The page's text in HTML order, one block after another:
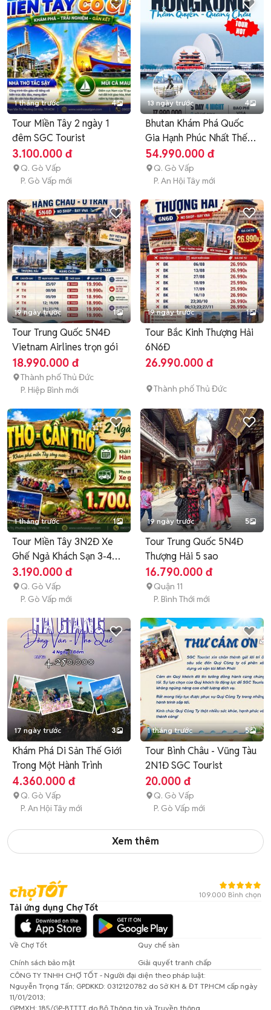
1 tháng trước 4
Tour Miền Tây 2 ngày 1
đêm SGC Tourist
3.100.000 đ
Q. Gò Vấp
P. Gò Vấp mới
13 ngày trước 4
Bhutan Khám Phá Quốc
Gia Hạnh Phúc Nhất Thế
Giới
54.990.000 đ
Q. Gò Vấp
P. An Hội Tây mới
19 ngày trước 1
Tour Trung Quốc 5N4Đ
Vietnam Airlines trọn gói
18.990.000 đ
Thành phố Thủ Đức
P. Hiệp Bình mới
19 ngày trước 1
Tour Bắc Kinh Thượng Hải
6N6Đ
26.990.000 đ
Thành phố Thủ Đức
1 tháng trước 1
Tour Miền Tây 3N2Đ Xe
Ghế Ngả Khách Sạn 3-4
Sao
3.190.000 đ
Q. Gò Vấp
P. Gò Vấp mới
19 ngày trước 5
Tour Trung Quốc 5N4Đ
Thượng Hải 5 sao
16.790.000 đ
Quận 11
P. Bình Thới mới
17 ngày trước 3
Khám Phá Di Sản Thế Giới
Trong Một Hành Trình
4.360.000 đ
Q. Gò Vấp
P. An Hội Tây mới
1 tháng trước 5
Tour Bình Châu - Vũng Tàu
2N1Đ SGC Tourist
20.000 đ
Q. Gò Vấp
P. Gò Vấp mới
Xem thêm
109.000 Bình chọn
Tải ứng dụng Chợ Tốt
Về Chợ Tốt
Quy chế sàn
Chính sách bảo mật
Giải quyết tranh chấp
CÔNG TY TNHH CHỢ TỐT - Người đại diện theo pháp luật:
Nguyễn Trọng Tấn; GPDKKD: 0312120782 do Sở KH & ĐT TP.HCM cấp ngày
11/01/2013;
GPMXH: 185/GP-BTTTT do Bộ Thông tin và Truyền thông